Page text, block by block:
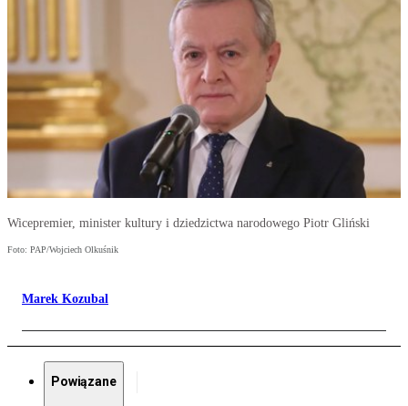
Wicepremier, minister kultury i dziedzictwa narodowego Piotr Gliński
Foto: PAP/Wojciech Olkuśnik
Marek Kozubal
Powiązane